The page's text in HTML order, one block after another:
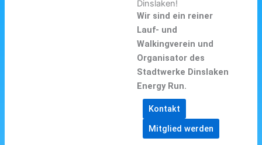
Dinslaken!
Wir sind ein reiner
Lauf- und
Walkingverein und
Organisator des
Stadtwerke Dinslaken
Energy Run.
Kontakt
Mitglied werden